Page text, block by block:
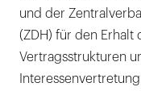
und der
(ZDH) für den
Vertragsstrukturen